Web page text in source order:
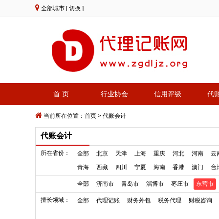
全部城市 [ 切换 ]
首 页 行业协会 信用评级 代
当前所在位置： 首页 > 代账会计
代账会计
所在省份： 全部 北京 天津 上海 重庆 河北 河南
云
青海
西藏 四川 宁夏 海南 香港 澳门 台
全部 济南市 青岛市 淄博市 枣庄市 东营市
擅长领域： 全部 代理记账 财务外包 税务代理 财税咨询